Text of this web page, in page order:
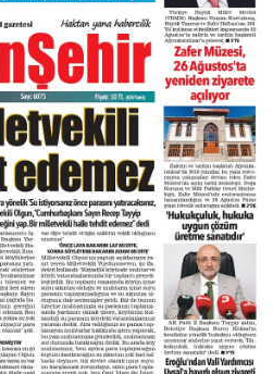
Facebook
Instagram
Youtube